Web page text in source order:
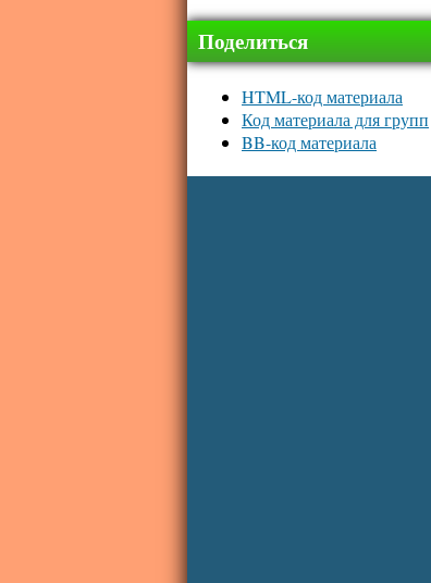
Поделиться
HTML-код материала
Код материала для групп
BB-код материала